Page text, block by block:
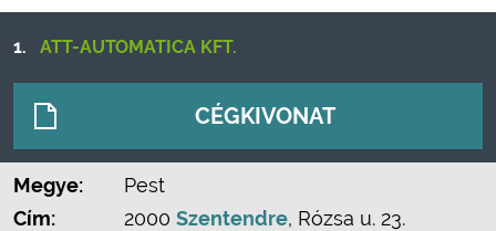
1. ATT-AUTOMATICA KFT.
CÉGKIVONAT
Megye:
Pest
Cím:
2000 Szentendre, Rózsa u. 23.